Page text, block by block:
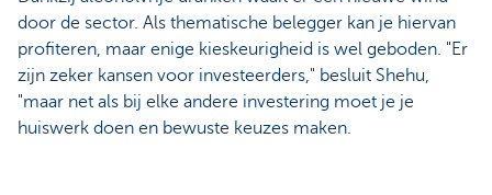
door de sector. Als thematische belegger kan je hiervan
profiteren, maar enige kieskeurigheid is wel geboden. "Er
zijn zeker kansen voor investeerders," besluit Shehu,
"maar net als bij elke andere investering moet je je
huiswerk doen en bewuste keuzes maken.